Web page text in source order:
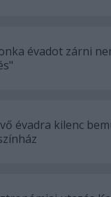
évadot zárni
évadra kilenc